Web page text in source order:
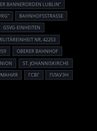
BANNERORDEN LUBLIN“
BAHNHOFSSTRASSE
GSVG-EINHEITEN
NR. 42253
OBERER BAHNHOF
ST. JOHANNISKIRCHE
ГСВГ ПЛАУЭН